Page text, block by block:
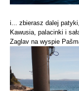
i... zbierasz dalej
Kawusia, palacinki i
Zaglav na wyspie